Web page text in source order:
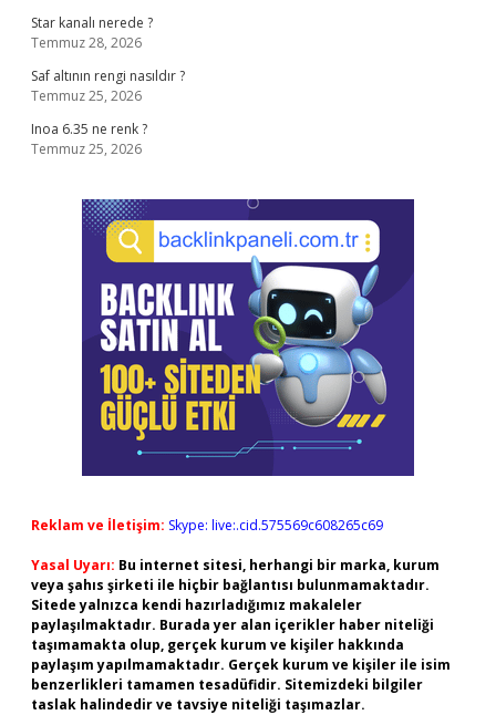
Star kanalı nerede ?
Temmuz 28, 2026
Saf altının rengi nasıldır ?
Temmuz 25, 2026
Inoa 6.35 ne renk ?
Temmuz 25, 2026
Reklam ve İletişim: Skype: live:.cid.575569c608265c69
Yasal Uyarı: Bu internet sitesi, herhangi bir marka, kurum
veya şahıs şirketi ile hiçbir bağlantısı bulunmamaktadır.
Sitede yalnızca kendi hazırladığımız makaleler
paylaşılmaktadır. Burada yer alan içerikler haber niteliği
taşımamakta olup, gerçek kurum ve kişiler hakkında
paylaşım yapılmamaktadır. Gerçek kurum ve kişiler ile isim
benzerlikleri tamamen tesadüfidir. Sitemizdeki bilgiler
taslak halindedir ve tavsiye niteliği taşımazlar.